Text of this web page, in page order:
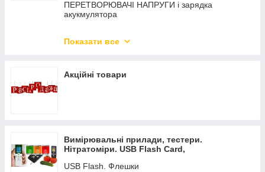
ПЕРЕТВОРЮВАЧІ НАПРУГИ і зарядка
акукмулятора
Показати все
Акційні товари
Вимірювальні прилади, тестери.
Нітратоміри. USB Flash Card,
USB Flash. Флешки